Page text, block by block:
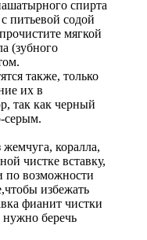
спирта
питьевой содой
мягкой
(зубного
также, только
их в
так как черный
серым.
коралла,
чистке вставку,
по возможности
избежать
фианит чистки
нужно беречь